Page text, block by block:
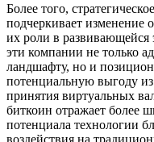
Более того,
подчеркивает
их роли в развивающейся
эти компании не только
ландшафту, но и
потенциальную выгоду
принятия виртуальных
биткоин отражает более
потенциала технологии
воздействия на